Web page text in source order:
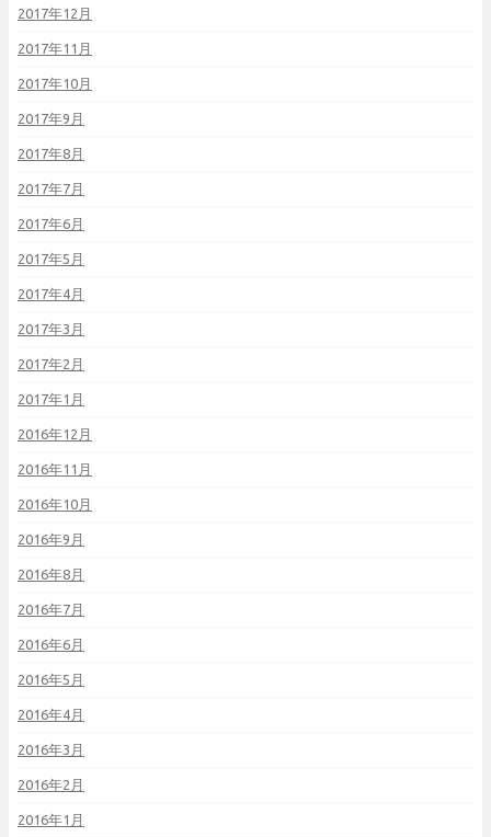
2017年12月
2017年11月
2017年10月
2017年9月
2017年8月
2017年7月
2017年6月
2017年5月
2017年4月
2017年3月
2017年2月
2017年1月
2016年12月
2016年11月
2016年10月
2016年9月
2016年8月
2016年7月
2016年6月
2016年5月
2016年4月
2016年3月
2016年2月
2016年1月